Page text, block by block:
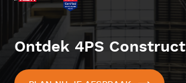
Ontdek 4PS Construct